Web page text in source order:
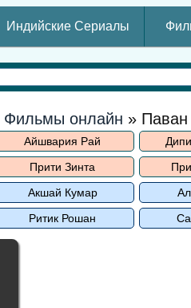
Индийские Сериалы
Фильмы онлайн » Паван
Айшвария Рай
Прити Зинта
Акшай Кумар
Ритик Рошан